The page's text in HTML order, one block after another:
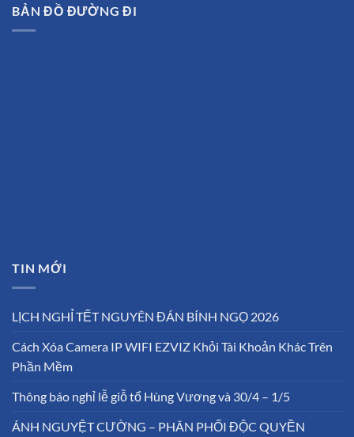
BẢN ĐỒ ĐƯỜNG ĐI
TIN MỚI
LỊCH NGHỈ TẾT NGUYÊN ĐÁN BÍNH NGỌ 2026
Cách Xóa Camera IP WIFI EZVIZ Khỏi Tài Khoản Khác Trên
Phần Mềm
Thông báo nghỉ lễ giỗ tổ Hùng Vương và 30/4 – 1/5
ÁNH NGUYỆT CƯỜNG – PHÂN PHỐI ĐỘC QUYỀN